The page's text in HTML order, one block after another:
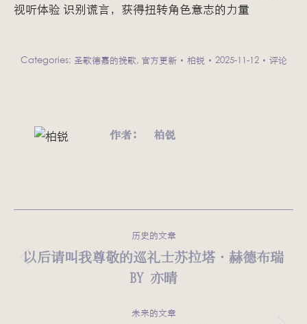
视听体验 识别谎言，获得扭转角色意志的力量
Categories: 圣歌德嘉的挽歌, 官方更新 柏锐 2025-11-12 评论
作者： 柏锐
章
历史的文章
历
史
以后请叫我尊敬的巡礼士苏拉塔·赫德布瑞
BY 亦晴
未来的文章